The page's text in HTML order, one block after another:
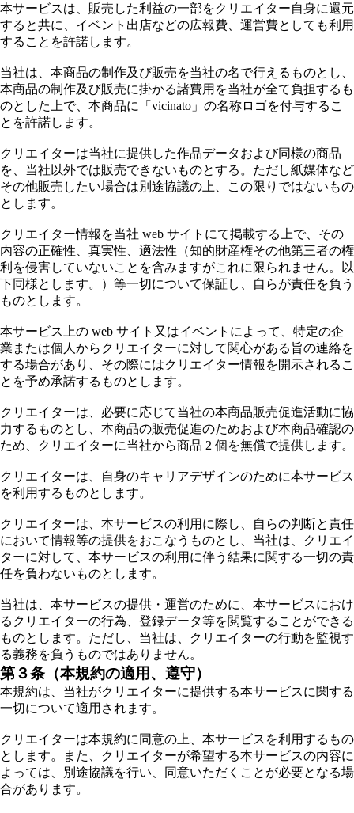
本サービスは、販売した利益の一部をクリエイター自身に還元
すると共に、イベント出店などの広報費、運営費としても利用
することを許諾します。
当社は、本商品の制作及び販売を当社の名で行えるものとし、
本商品の制作及び販売に掛かる諸費用を当社が全て負担するも
のとした上で、本商品に「vicinato」の名称ロゴを付与するこ
とを許諾します。
クリエイターは当社に提供した作品データおよび同様の商品
を、当社以外では販売できないものとする。ただし紙媒体など
その他販売したい場合は別途協議の上、この限りではないもの
とします。
クリエイター情報を当社 web サイトにて掲載する上で、その
内容の正確性、真実性、適法性（知的財産権その他第三者の権
利を侵害していないことを含みますがこれに限られません。以
下同様とします。）等一切について保証し、自らが責任を負う
ものとします。
本サービス上の web サイト又はイベントによって、特定の企
業または個人からクリエイターに対して関心がある旨の連絡を
する場合があり、その際にはクリエイター情報を開示されるこ
とを予め承諾するものとします。
クリエイターは、必要に応じて当社の本商品販売促進活動に協
力するものとし、本商品の販売促進のためおよび本商品確認の
ため、クリエイターに当社から商品 2 個を無償で提供します。
クリエイターは、自身のキャリアデザインのために本サービス
を利用するものとします。
クリエイターは、本サービスの利用に際し、自らの判断と責任
において情報等の提供をおこなうものとし、当社は、クリエイ
ターに対して、本サービスの利用に伴う結果に関する一切の責
任を負わないものとします。
当社は、本サービスの提供・運営のために、本サービスにおけ
るクリエイターの行為、登録データ等を閲覧することができる
ものとします。ただし、当社は、クリエイターの行動を監視す
る義務を負うものではありません。
第３条（本規約の適用、遵守）
本規約は、当社がクリエイターに提供する本サービスに関する
一切について適用されます。
クリエイターは本規約に同意の上、本サービスを利用するもの
とします。また、クリエイターが希望する本サービスの内容に
よっては、別途協議を行い、同意いただくことが必要となる場
合があります。